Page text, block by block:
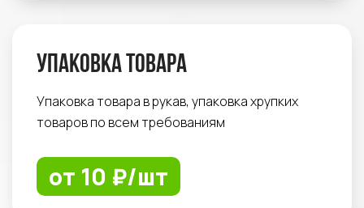
Упаковка товара
Упаковка товара в рукав, упаковка хрупких
товаров по всем требованиям
от 10 ₽/шт